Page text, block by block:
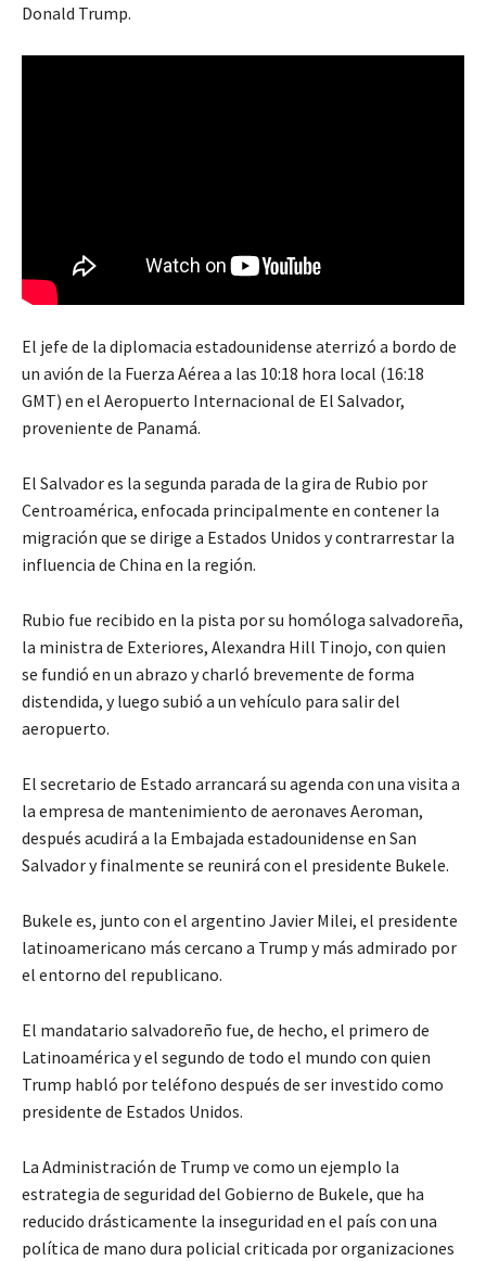
Donald Trump.
El jefe de la diplomacia estadounidense aterrizó a bordo de
un avión de la Fuerza Aérea a las 10:18 hora local (16:18
GMT) en el Aeropuerto Internacional de El Salvador,
proveniente de Panamá.
El Salvador es la segunda parada de la gira de Rubio por
Centroamérica, enfocada principalmente en contener la
migración que se dirige a Estados Unidos y contrarrestar la
influencia de China en la región.
Rubio fue recibido en la pista por su homóloga salvadoreña,
la ministra de Exteriores, Alexandra Hill Tinojo, con quien
se fundió en un abrazo y charló brevemente de forma
distendida, y luego subió a un vehículo para salir del
aeropuerto.
El secretario de Estado arrancará su agenda con una visita a
la empresa de mantenimiento de aeronaves Aeroman,
después acudirá a la Embajada estadounidense en San
Salvador y finalmente se reunirá con el presidente Bukele.
Bukele es, junto con el argentino Javier Milei, el presidente
latinoamericano más cercano a Trump y más admirado por
el entorno del republicano.
El mandatario salvadoreño fue, de hecho, el primero de
Latinoamérica y el segundo de todo el mundo con quien
Trump habló por teléfono después de ser investido como
presidente de Estados Unidos.
La Administración de Trump ve como un ejemplo la
estrategia de seguridad del Gobierno de Bukele, que ha
reducido drásticamente la inseguridad en el país con una
política de mano dura policial criticada por organizaciones